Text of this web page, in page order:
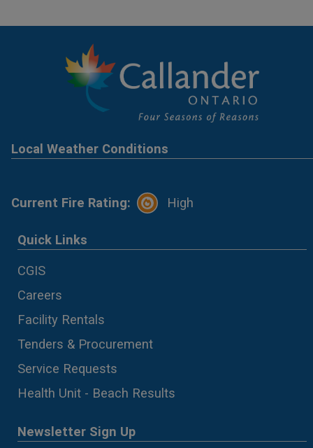
Local Weather Conditions
Current Fire Rating: High
Quick Links
CGIS
Careers
Facility Rentals
Tenders & Procurement
Service Requests
Health Unit - Beach Results
Newsletter Sign Up